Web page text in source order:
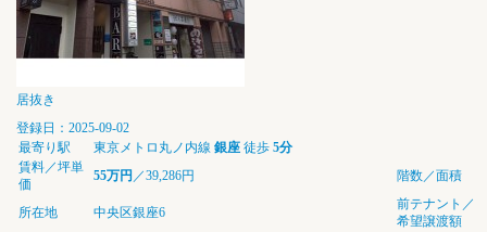
居抜き
登録日：2025-09-02
最寄り駅
東京メトロ丸ノ内線 銀座 徒歩 5分
賃料／坪単
価
55万円 ／39,286円 階数／面積
所在地 中央区銀座6
前テナント／
希望譲渡額